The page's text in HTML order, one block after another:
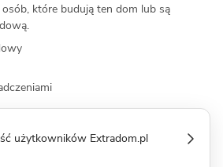
osób, które budują ten dom lub są
użytkowników Extradom.pl